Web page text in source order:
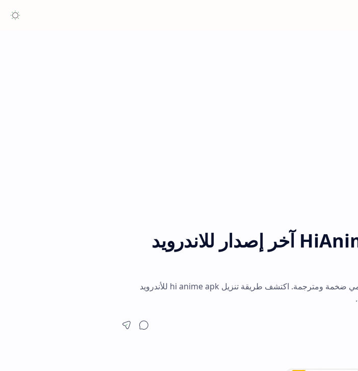
تحميل تطبيق HiAnime APK آخر إصدار للاندرويد
حمّل تطبيق HiAnime Apk الآن واستمتع بمكتبة انمي ضخمة ومترجمة. اكتشف طريقة تنزيل hi anime apk للأندرويد